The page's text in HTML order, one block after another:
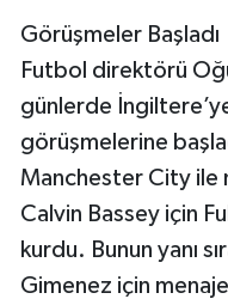
Görüşmeler Başladı
Futbol direktörü
günlerde
görüşmelerine
Manchester City ile
Calvin Bassey için
kurdu. Bunun yanı
Gimenez için